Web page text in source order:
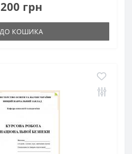
200 грн
ДО КОШИКА